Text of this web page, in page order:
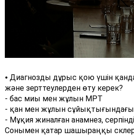
⦁ Диагнозды дұрыс қою үшін
және зерттеулерден өту керек?
- бас миы мен жұлын МРТ
- қан мен жұлын сұйықтығындағы
- Мұқия жиналған анамнез,
Сонымен қатар шашыраңқы